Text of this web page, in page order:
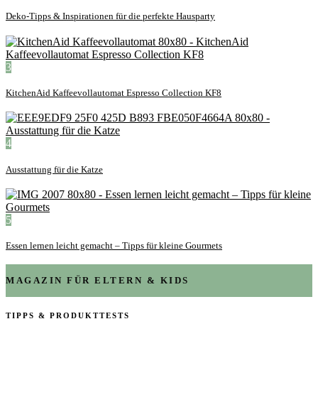
Deko-Tipps & Inspirationen für die perfekte Hausparty
3
KitchenAid Kaffeevollautomat Espresso Collection KF8
4
Ausstattung für die Katze
5
Essen lernen leicht gemacht – Tipps für kleine Gourmets
MAGAZIN FÜR ELTERN & KIDS
TIPPS & PRODUKTTESTS